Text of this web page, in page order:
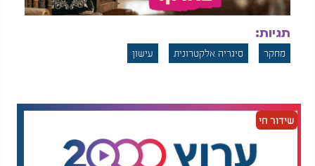
המחקר ניתח את הנבדקים בארבע קבוצות: מעשנים
שלא עישנו מעולם. בעוד שכל סוגי העישון הרגיל זוהו
עם עלייה בסיכון לסוכרת, יתר לחץ דם ומחלות לב, רק
2.3 לעומת אלו שלא עישנו כלל.
ד"ר דותן מסביר:
תגיות:
מחקר סיגריה אלקטרונית עישון
שידור חי